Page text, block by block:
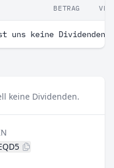
BETRAG
uns keine Dividenden
keine Dividenden.